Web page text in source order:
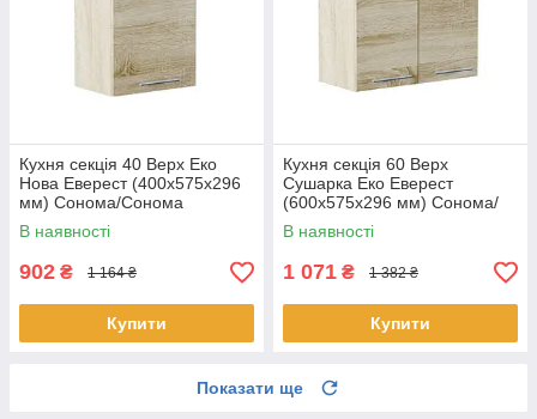
Кухня секція 40 Верх Еко
Нова Еверест (400х575х296
мм) Сонома/Сонома
В наявності
902 ₴ 1 164 ₴
Купити
Кухня секція 60 Верх
Сушарка Еко Еверест
(600х575х296 мм) Сонома/
Сонома
В наявності
1 071 ₴ 1 382 ₴
Купити
Показати ще